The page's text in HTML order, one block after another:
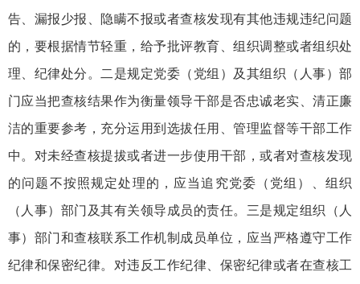
告、漏报少报、隐瞒不报或者查核发现有其他违规违纪问题
的，要根据情节轻重，给予批评教育、组织调整或者组织处
理、纪律处分。二是规定党委（党组）及其组织（人事）部
门应当把查核结果作为衡量领导干部是否忠诚老实、清正廉
洁的重要参考，充分运用到选拔任用、管理监督等干部工作
中。对未经查核提拔或者进一步使用干部，或者对查核发现
的问题不按照规定处理的，应当追究党委（党组）、组织
（人事）部门及其有关领导成员的责任。三是规定组织（人
事）部门和查核联系工作机制成员单位，应当严格遵守工作
纪律和保密纪律。对违反工作纪律、保密纪律或者在查核工